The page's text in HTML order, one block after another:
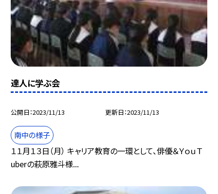
達人に学ぶ会
公開日 2023/11/13 更新日 2023/11/13
南中の様子
１１月１３日（月） キャリア教育の一環として、俳優＆ＹｏｕＴ
uberの萩原雅斗様...